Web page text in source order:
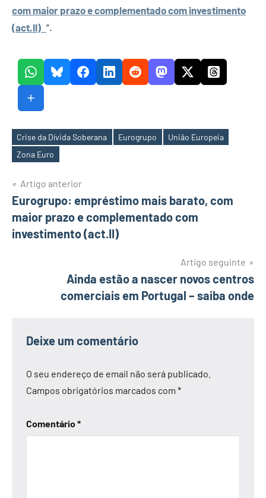
com maior prazo e complementado com investimento
(act.II) “.
Etiquetas
Crise da Dívida Soberana Eurogrupo
União Europeia
Zona Euro
Navegação
de
artigos
Artigo anterior
Eurogrupo: empréstimo mais barato, com
maior prazo e complementado com
investimento (act.II)
Artigo seguinte
Ainda estão a nascer novos centros
comerciais em Portugal – saiba onde
Deixe um comentário
O seu endereço de email não será publicado.
Campos obrigatórios marcados com *
Comentário*